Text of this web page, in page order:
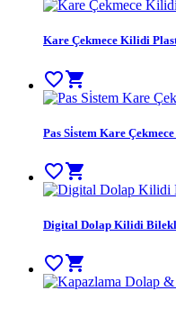
Kare Çekmece Kilidi
favorite_bordershopping_cart
Pas Si̇stem Kare
favorite_bordershopping_cart
Digital Dolap Kilidi
favorite_bordershopping_cart